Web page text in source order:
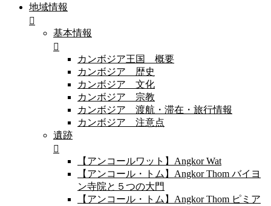
地域情報
基本情報
カンボジア王国 概要
カンボジア 歴史
カンボジア 文化
カンボジア 宗教
カンボジア 渡航・滞在・旅行情報
カンボジア 注意点
遺跡
【アンコールワット】Angkor Wat
【アンコール・トム】Angkor Thom バイヨ
ン寺院と５つの大門
【アンコール・トム】Angkor Thom ピミア